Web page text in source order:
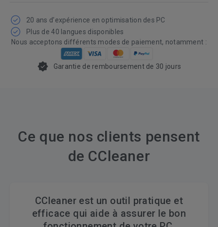
20 ans d’expérience en optimisation des PC
Plus de 40 langues disponibles
Nous acceptons différents modes de paiement, notamment :
Garantie de remboursement de 30 jours
Ce que nos clients pensent
de CCleaner
CCleaner est un outil pratique et
efficace qui aide à assurer le bon